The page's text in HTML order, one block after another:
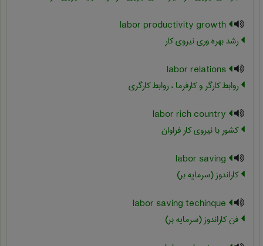
رشد بهره وری نیروی کار
روابط کارگر و کارفرما ، روابط کارگری
کشور با نیروی کار فراوان
کاراندوز (سرمایه بر)
فن کاراندوز (سرمایه بر)